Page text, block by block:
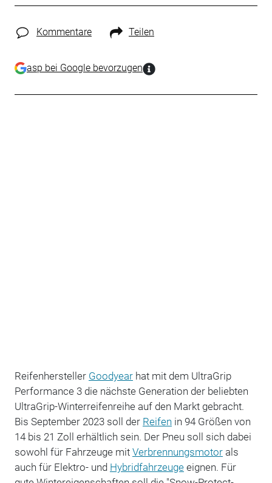
Kommentare Teilen
asp bei Google bevorzugen
Reifenhersteller Goodyearhat mit dem UltraGrip
Performance 3 die nächste Generation der beliebten
Ultra­Grip-Winterreifenreihe auf den Markt gebracht.
Bis September 2023 soll der Reifen in 94 Größen von
14 bis 21 Zoll erhältlich sein. Der Pneu soll sich dabei
sowohl für Fahrzeuge mit Verbrennungsmotorals
auch für Elektro- und Hybridfahrzeugeeignen. Für